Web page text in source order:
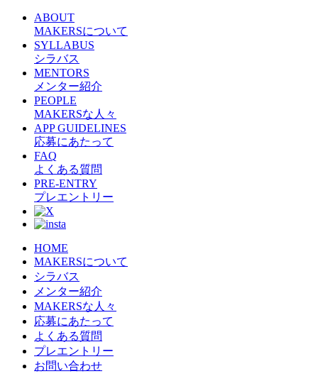
ABOUT
MAKERSについて
SYLLABUS
シラバス
MENTORS
メンター紹介
PEOPLE
MAKERSな人々
APP GUIDELINES
応募にあたって
FAQ
よくある質問
PRE-ENTRY
プレエントリー
HOME
MAKERSについて
シラバス
メンター紹介
MAKERSな人々
応募にあたって
よくある質問
プレエントリー
お問い合わせ